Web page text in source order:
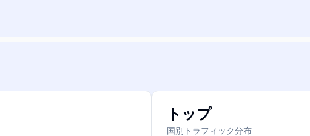
トップ
国別トラフィック分布